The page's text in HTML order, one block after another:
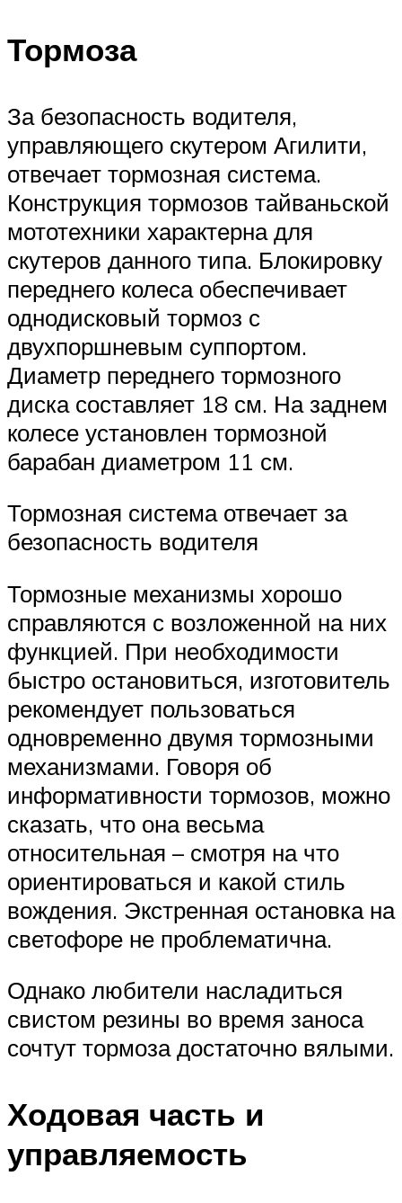
Тормоза
За безопасность водителя,
управляющего скутером Агилити,
отвечает тормозная система.
Конструкция тормозов тайваньской
мототехники характерна для
скутеров данного типа. Блокировку
переднего колеса обеспечивает
однодисковый тормоз с
двухпоршневым суппортом.
Диаметр переднего тормозного
диска составляет 18 см. На заднем
колесе установлен тормозной
барабан диаметром 11 см.
Тормозная система отвечает за
безопасность водителя
Тормозные механизмы хорошо
справляются с возложенной на них
функцией. При необходимости
быстро остановиться, изготовитель
рекомендует пользоваться
одновременно двумя тормозными
механизмами. Говоря об
информативности тормозов, можно
сказать, что она весьма
относительная – смотря на что
ориентироваться и какой стиль
вождения. Экстренная остановка на
светофоре не проблематична.
Однако любители насладиться
свистом резины во время заноса
сочтут тормоза достаточно вялыми.
Ходовая часть и
управляемость